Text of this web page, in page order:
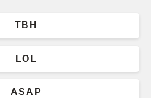
TBH
LOL
ASAP